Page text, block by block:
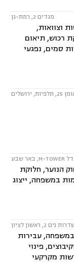
מגדים 2, רמת-גן
וצוואות,
רכוש, תיאום
סמים, נפגעי
ירושלים
הנוער, חלוקת
במשפחה, ייצוג
נים 2, ראשון לציון
במשפחה, עבירות
פינוי
מקרקעי